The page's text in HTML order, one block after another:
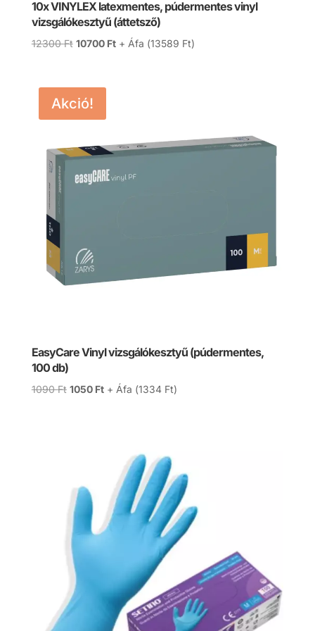
10x VINYLEX latexmentes, púdermentes vinyl
vizsgálókesztyű (áttetsző)
12300Ft Original
12300 Ft.
10700 FtCurrent
+ Áfa (13589 Ft)
Akció!
EasyCare Vinyl vizsgálókesztyű (púdermentes,
100 db)
1090Ft Original
1050 FtCurrent
+ Áfa (1334 Ft)